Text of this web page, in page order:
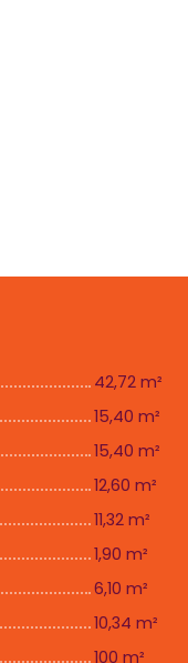
42,72 m²
15,40 m²
15,40 m²
12,60 m²
11,32 m²
1,90 m²
6,10 m²
10,34 m²
100 m²